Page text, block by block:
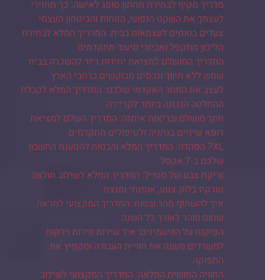
מדריך מקיף לבחירת תחתון סופג לאישה: כך תחזירי
לעצמך את השקט הנפשי, הנוחות והביטחון העצמי
צעדים בטוחים לעצמאות בבית: המדריך המלא לבחירת
הליכון מתקפל ואביזרי סיעוד מתקדמים
המדריך המושלם למציאת יחידות דיור להשכרה בבית
שמש ללא תיווך ונכסים מבוקשים ברחבי הארץ
לעצב את המחר האקדמי שלכם: המדריך המלא לקבלת
ההחלטה הנכונה ביותר לקריירה
חיוך מושלם ובריאות איתנה: המדריך השלם למציאת
רופא שיניים בנתניה ולטיפולים מתקדמים
7XL הפקדה: המדריך המלא והבטוח להטענת החשבון
שלכם ב-7 אקסל
זריקת צבע של סטייל: המדריך המלא לשילוב חולצה
טורקיז בלוק צנוע, אופנתי ומנצח
איך להשתזף מהר ובטוח: המדריך המקצועי למראה
שחום וזוהר לאורך כל השנה
הפיקוח על הוויטמינים: איך שירות פירות וירקות
למשרדים משנה את חוויית העבודה ומקפיץ את
התפוקה
החוויה החושית המלאה: המדריך המקצועי לשילוב